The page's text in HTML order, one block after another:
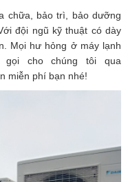
chữa, bảo trì, bảo dưỡng
đội ngũ kỹ thuật có dày
Mọi hư hỏng ở máy lạnh
cho chúng tôi qua
miễn phí bạn nhé!